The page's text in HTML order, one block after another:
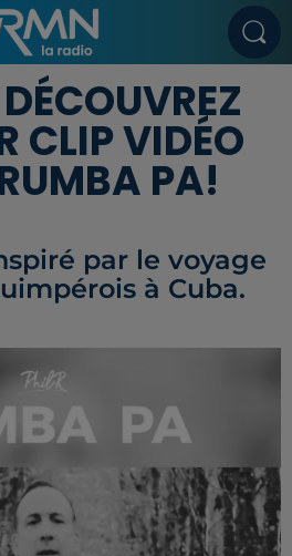
CLIP VIDÉO
PA!
par le voyage
à Cuba.